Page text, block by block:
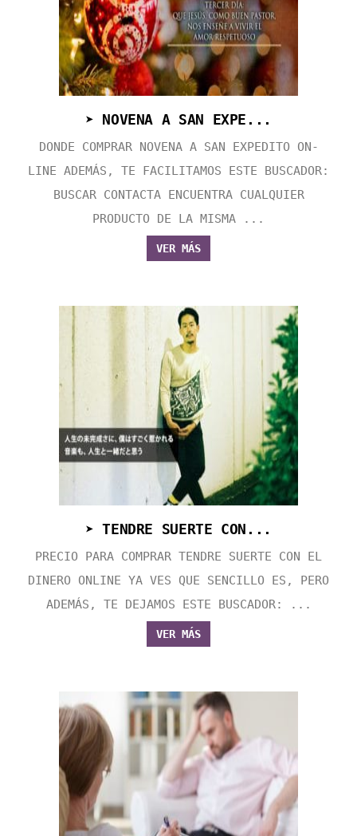
➤ NOVENA A SAN EXPE...
DONDE COMPRAR NOVENA A SAN EXPEDITO ON-
LINE ADEMÁS, TE FACILITAMOS ESTE BUSCADOR:
BUSCAR CONTACTA ENCUENTRA CUALQUIER
PRODUCTO DE LA MISMA ...
VER MÁS
➤ TENDRE SUERTE CON...
PRECIO PARA COMPRAR TENDRE SUERTE CON EL
DINERO ONLINE YA VES QUE SENCILLO ES, PERO
ADEMÁS, TE DEJAMOS ESTE BUSCADOR: ...
VER MÁS